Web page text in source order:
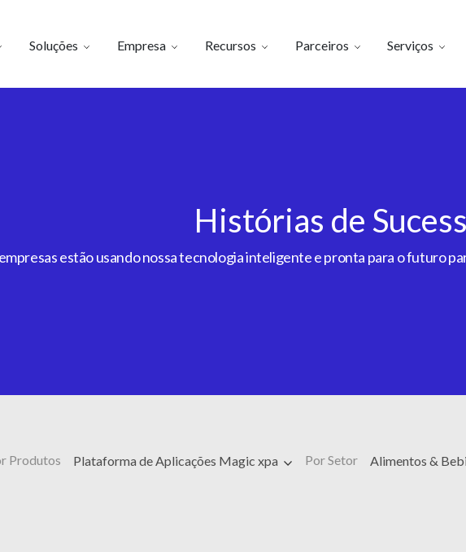
Soluções Empresa Recursos Parceiros Serviços
Histórias de
estão usando nossa tecnologia inteligente e pronta para o futuro
Produtos Plataforma de Aplicações Magic xpa Por Setor Alimentos &